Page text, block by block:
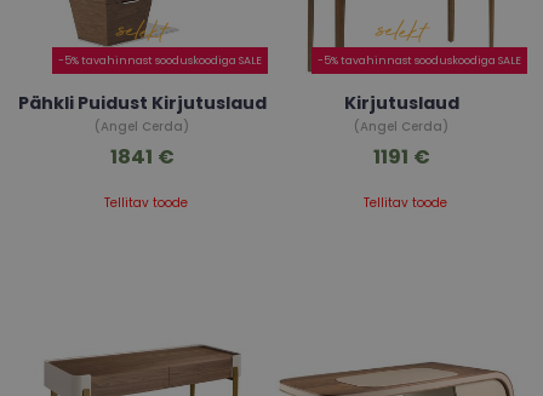
-5% tavahinnast sooduskoodiga SALE
Pähkli Puidust Kirjutuslaud
(Angel Cerda)
Tellitav toode
1841 €
-5% tavahinnast sooduskoodiga SALE
Kirjutuslaud
(Angel Cerda)
Tellitav toode
1191 €